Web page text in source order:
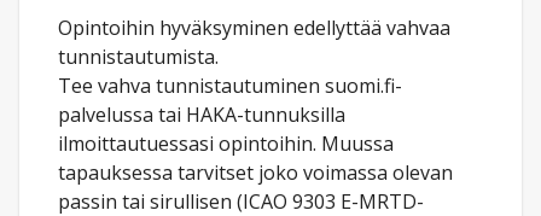
Opintoihin hyväksyminen edellyttää vahvaa
tunnistautumista.
Tee vahva tunnistautuminen suomi.fi-
palvelussa tai HAKA-tunnuksilla
ilmoittautuessasi opintoihin. Muussa
tapauksessa tarvitset joko voimassa olevan
passin tai sirullisen (ICAO 9303 E-MRTD-